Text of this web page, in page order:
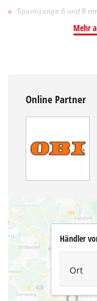
Spannzange 6 und 8
Mehr
Online Partner
Händler
Ort